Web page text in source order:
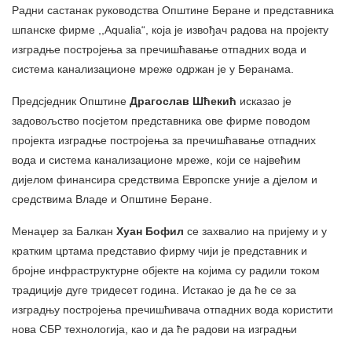
Радни састанак руководства Општине Беране и представника
шпанске фирме ,,Aqualia“, која је извођач радова на пројекту
изградње постројења за пречишћавање отпадних вода и
система канализационе мреже одржан је у Беранама.
Предсједник Општине Драгослав Шћекић исказао је
задовољство посјетом представника ове фирме поводом
пројекта изградње постројења за пречишћавање отпадних
вода и система канализационе мреже, који се највећим
дијелом финансира средствима Европске уније а дјелом и
средствима Владе и Општине Беране.
Менаџер за Балкан Хуан Бофил се захвалио на пријему и у
кратким цртама представио фирму чији је представник и
бројне инфраструктурне објекте на којима су радили током
традиције дуге тридесет година. Истакао је да ће се за
изградњу постројења пречишћивача отпадних вода користити
нова СБР технологија, као и да ће радови на изградњи